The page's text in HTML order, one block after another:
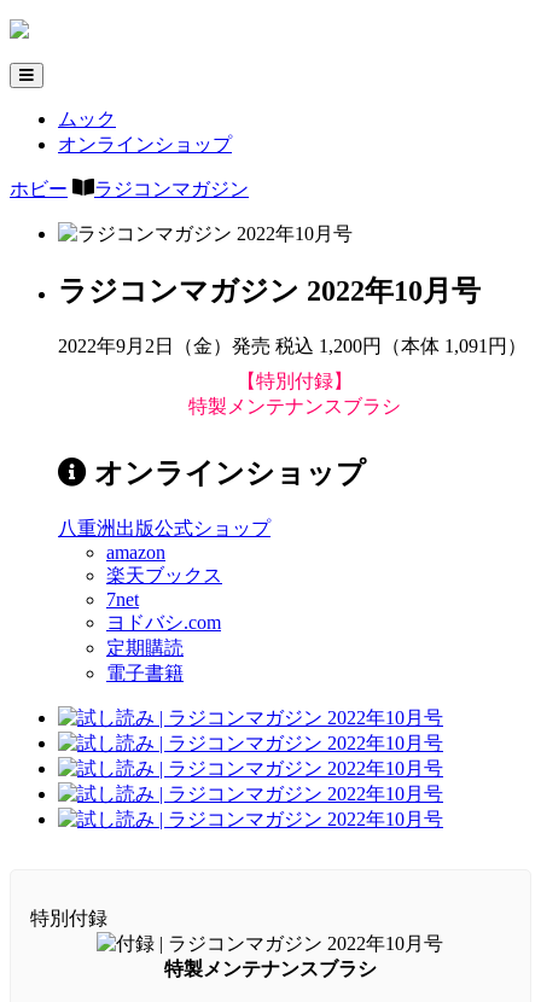
ムック
オンラインショップ
ホビー ラジコンマガジン
ラジコンマガジン 2022年10月号
2022年9月2日（金）発売 税込 1,200円（本体 1,091円）
【特別付録】
特製メンテナンスブラシ
オンラインショップ
八重洲出版公式ショップ
amazon
楽天ブックス
7net
ヨドバシ.com
定期購読
電子書籍
特別付録
特製メンテナンスブラシ